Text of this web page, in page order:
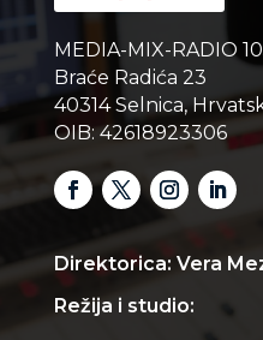
MEDIA-MIX-RADIO
Braće Radića 23
40314 Selnica,
OIB: 42618923306
Direktorica: Vera
Režija i studio: